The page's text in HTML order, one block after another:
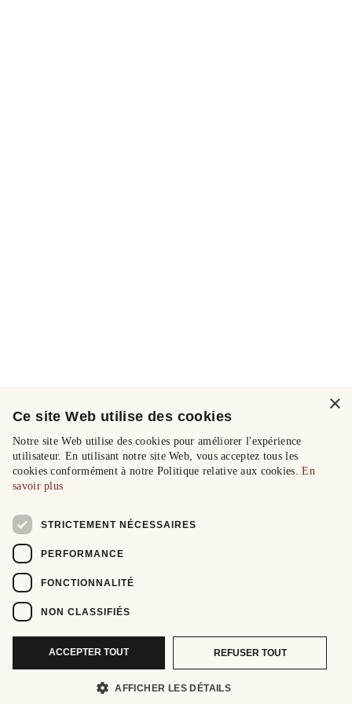
×
Ce site Web utilise des cookies
Notre site Web utilise des cookies pour améliorer l'expérience
utilisateur. En utilisant notre site Web, vous acceptez tous les
cookies conformément à notre Politique relative aux cookies.En
savoir plus
STRICTEMENT NÉCESSAIRES
PERFORMANCE
FONCTIONNALITÉ
NON CLASSIFIÉS
ACCEPTER TOUT REFUSER TOUT
AFFICHER LES DÉTAILS